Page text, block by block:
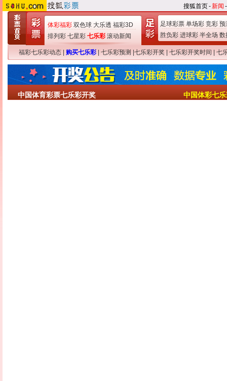
搜狐首页-新闻 -
体彩福彩 双色球 大乐透 福彩3D
排列彩 七星彩 七乐彩 滚动新闻
足球彩票 单场彩 竞彩 预
胜负彩 进球彩 半全场 数
福彩七乐彩动态 购买七乐彩 七乐彩预测 七乐彩开奖 七乐彩开奖时间 七
中国体育彩票七乐彩开奖 中国体彩七